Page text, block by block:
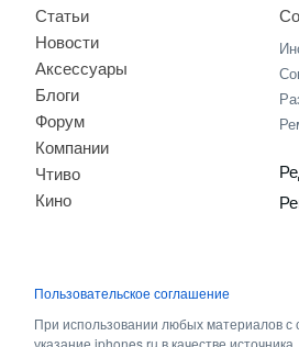
Статьи
Новости
Аксессуары
Блоги
Форум
Компании
Чтиво
Кино
Пользовательское соглашение
При использовании любых материалов с